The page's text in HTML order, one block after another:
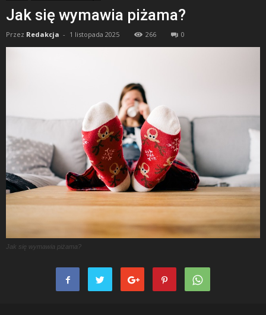
Jak się wymawia piżama?
Przez Redakcja - 1 listopada 2025 266 0
Jak się wymawia piżama?